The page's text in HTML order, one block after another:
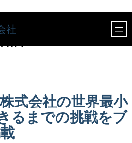
社
式会社の世界最小
るまでの挑戦をブ